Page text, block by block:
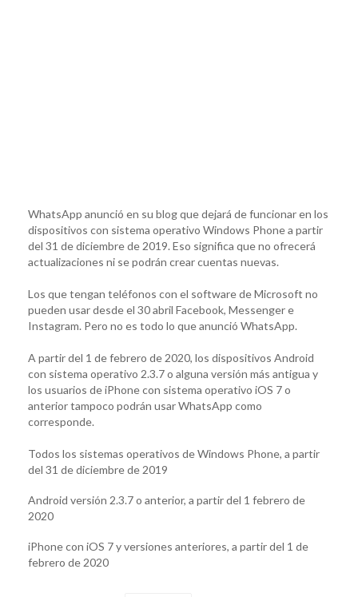
WhatsApp anunció en su blog que dejará de funcionar en los
dispositivos con sistema operativo Windows Phone a partir
del 31 de diciembre de 2019. Eso significa que no ofrecerá
actualizaciones ni se podrán crear cuentas nuevas.
Los que tengan teléfonos con el software de Microsoft no
pueden usar desde el 30 abril Facebook, Messenger e
Instagram. Pero no es todo lo que anunció WhatsApp.
A partir del 1 de febrero de 2020, los dispositivos Android
con sistema operativo 2.3.7 o alguna versión más antigua y
los usuarios de iPhone con sistema operativo iOS 7 o
anterior tampoco podrán usar WhatsApp como
corresponde.
Todos los sistemas operativos de Windows Phone, a partir
del 31 de diciembre de 2019
Android versión 2.3.7 o anterior, a partir del 1 febrero de
2020
iPhone con iOS 7 y versiones anteriores, a partir del 1 de
febrero de 2020